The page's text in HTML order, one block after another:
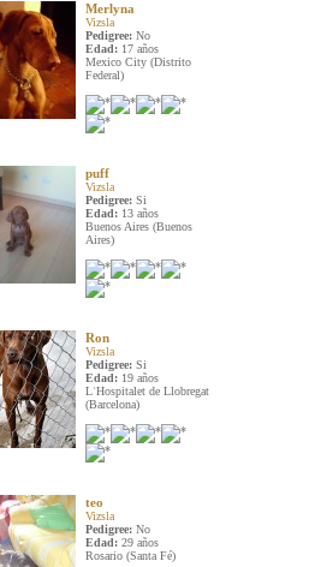
Merlyna
Vizsla
Pedigree: No
Edad: 17 años
Mexico City (Distrito
Federal)
puff
Vizsla
Pedigree: Si
Edad: 13 años
Buenos Aires (Buenos
Aires)
Ron
Vizsla
Pedigree: Si
Edad: 19 años
LʿHospitalet de Llobregat
(Barcelona)
teo
Vizsla
Pedigree: No
Edad: 29 años
Rosario (Santa Fé)